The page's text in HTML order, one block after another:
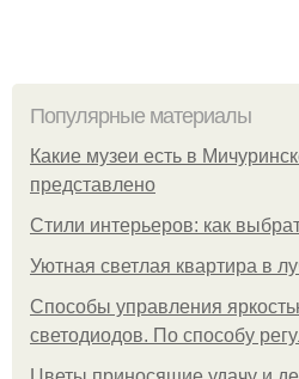
Популярные материалы
Какие музеи есть в
представлено
Стили интерьеров: как
Уютная светлая квартира в
Способы управления
светодиодов. По способу